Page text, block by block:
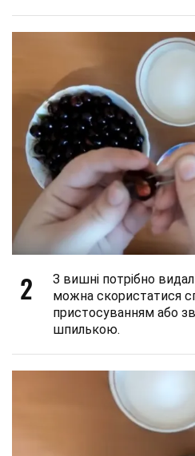
2
З вишні потрібно
можна скористатися
пристосуванням або
шпилькою.